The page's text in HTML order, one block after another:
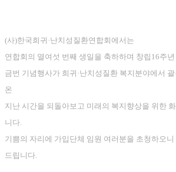
(사)한국희귀·난치성질환연합회에서는
연합회의 열여섯 번째 생일을 축하하며 창립16주
금번 기념행사가 희귀·난치성질환 복지분야에서
온
지난 시간을 되돌아보고 미래의 복지향상을 위한
니다.
기쁨의 자리에 가입단체 임원 여러분을 초청하오
드립니다.